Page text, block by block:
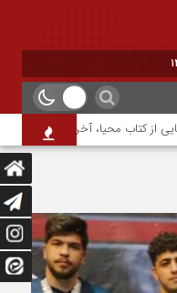
از کتاب محیا، آخرین اثر